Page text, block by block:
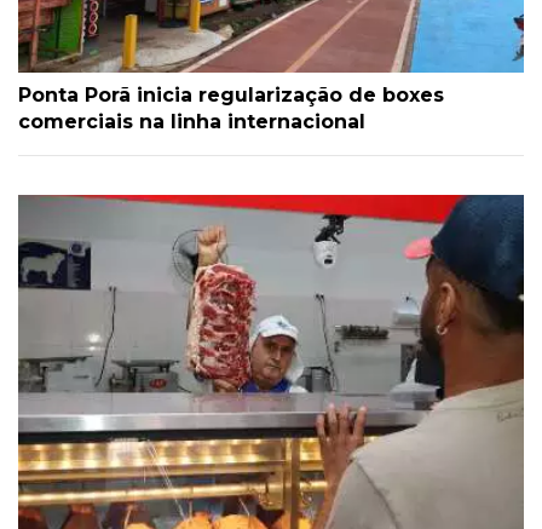
Ponta Porã inicia regularização de boxes
comerciais na linha internacional